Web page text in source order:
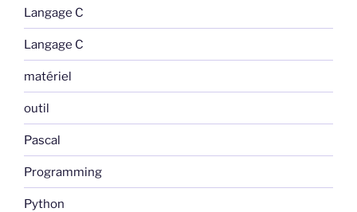
Langage C
Langage C
matériel
outil
Pascal
Programming
Python